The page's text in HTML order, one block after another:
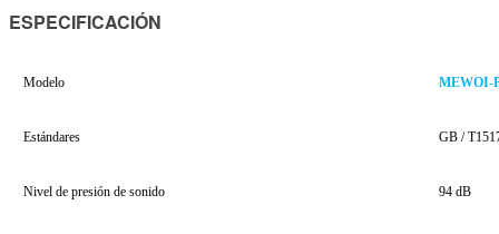
ESPECIFICACIÓN
Modelo MEWOI-
Estándares GB /
Nivel de presión de sonido 94 dB